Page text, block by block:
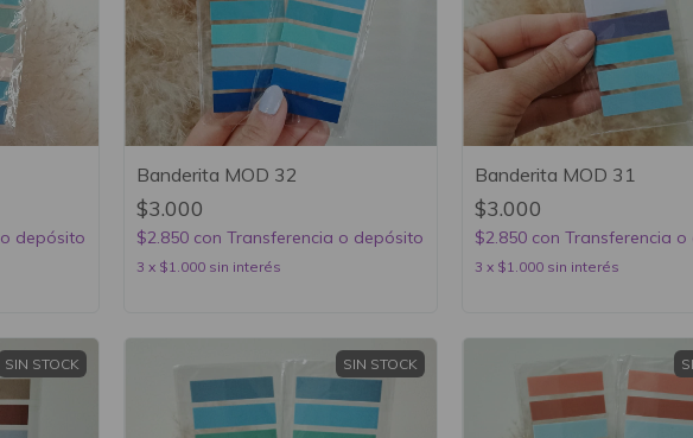
depósito
Banderita MOD 32
$3.000
$2.850 con Transferencia o depósito
3 x $1.000 sin interés
Banderita MOD 31
$3.000
$2.850 con Transferencia
3 x $1.000 sin interés
SIN STOCK SIN STOCK